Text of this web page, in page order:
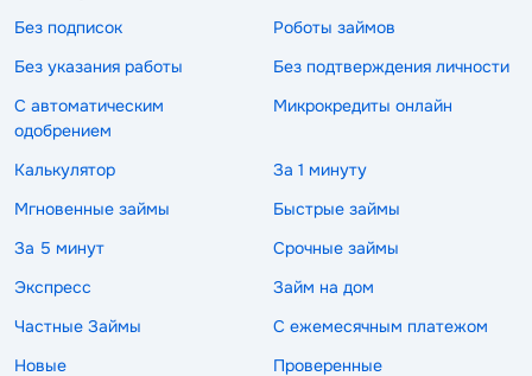
Без подписок
Роботы займов
Без указания работы
Без подтверждения личности
С автоматическим
одобрением
Микрокредиты онлайн
Калькулятор
За 1 минуту
Мгновенные займы
Быстрые займы
За 5 минут
Срочные займы
Экспресс
Займ на дом
Частные Займы
С ежемесячным платежом
Новые
Проверенные